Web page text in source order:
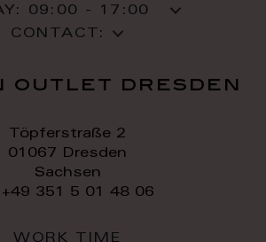
09:00 - 17:00
CONTACT:
outlet dresden
Töpferstraße 2
01067 Dresden
Sachsen
+49 351 5 01 48 06
WORK TIME